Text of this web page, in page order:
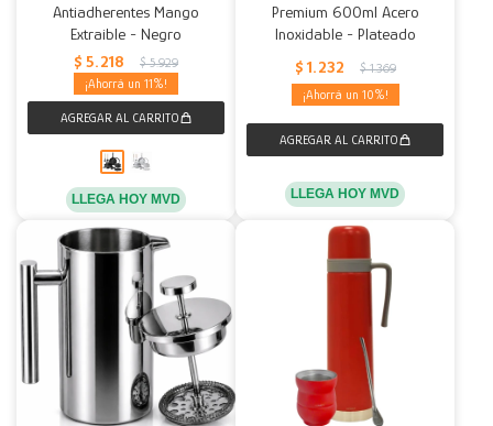
Antiadherentes Mango
Extraible - Negro
$ 5.218 $ 5.929
11
LLEGA HOY MVD
Premium 600ml Acero
Inoxidable - Plateado
$ 1.232 $ 1.369
10
LLEGA HOY MVD